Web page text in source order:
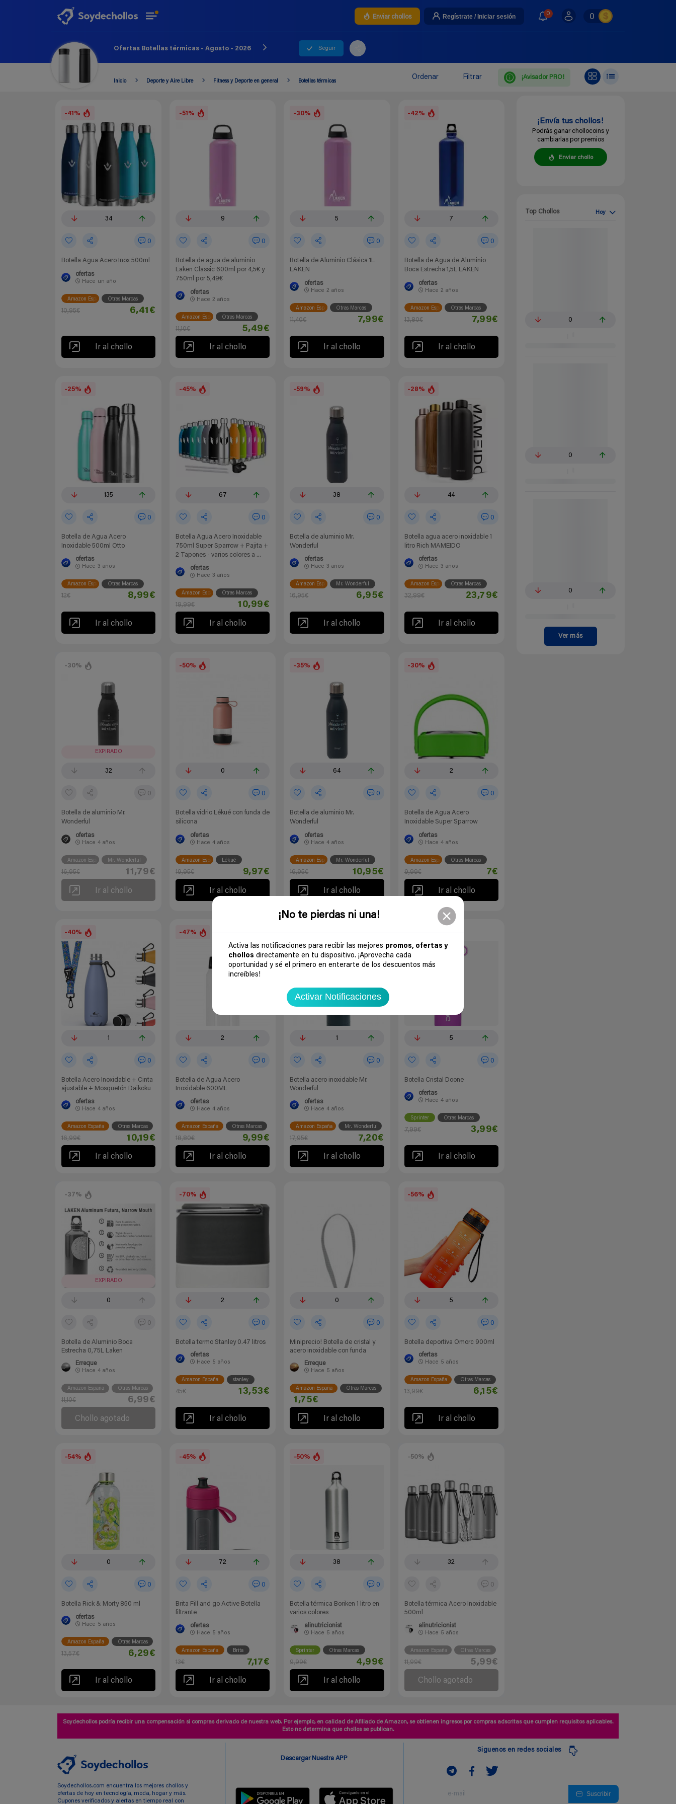
¡No te pierdas ni una!
Activa las notificaciones para recibir las mejores promos, ofertas y
chollos directamente en tu dispositivo. ¡Aprovecha cada
oportunidad y sé el primero en enterarte de los descuentos más
increíbles!
Activar Notificaciones
Enviar chollos Regístrate / Iniciar sesión 0 0
Ofertas Botellas térmicas - Agosto - 2026 Seguir
Inicio Deporte y Aire Libre Fitness y Deporte en general Botellas térmicas Ordenar Filtrar ¡Avisador PRO!
-41%
34
0
Botella Agua Acero Inox 500ml
ofertas
Hace un año
Amazon España Otras Marcas
10,95€ 6,41€
Ir al chollo
-51%
9
0
Botella de agua de aluminio
Laken Classic 600ml por 4,5€ y
750ml por 5,49€
ofertas
Hace 2 años
Amazon España Otras Marcas
11,10€ 5,49€
Ir al chollo
-30%
5
0
Botella de Aluminio Clásica 1L
LAKEN
ofertas
Hace 2 años
Amazon España Otras Marcas
11,40€ 7,99€
Ir al chollo
-42%
7
0
Botella de Agua de Aluminio
Boca Estrecha 1,5L LAKEN
ofertas
Hace 2 años
Amazon España Otras Marcas
13,80€ 7,99€
Ir al chollo
-25%
135
0
Botella de Agua Acero
Inoxidable 500ml Otto
ofertas
Hace 3 años
Amazon España Otras Marcas
12€ 8,99€
Ir al chollo
-45%
67
0
Botella Agua Acero Inoxidable
750ml Super Sparrow + Pajita +
2 Tapones - varios colores a ...
ofertas
Hace 3 años
Amazon España Otras Marcas
19,99€ 10,99€
Ir al chollo
-59%
38
0
Botella de aluminio Mr.
Wonderful
ofertas
Hace 3 años
Amazon España Mr. Wonderful
16,95€ 6,95€
Ir al chollo
-28%
44
0
Botella agua acero inoxidable 1
litro Rich MAMEIDO
ofertas
Hace 3 años
Amazon España Otras Marcas
32,99€ 23,79€
Ir al chollo
-30%
EXPIRADO
32
0
Botella de aluminio Mr.
Wonderful
ofertas
Hace 4 años
Amazon España Mr. Wonderful
16,95€ 11,79€
Ir al chollo
-50%
0
0
Botella vidrio Lékué con funda de
silicona
ofertas
Hace 4 años
Amazon España Lékué
19,95€ 9,97€
Ir al chollo
-35%
64
0
Botella de aluminio Mr.
Wonderful
ofertas
Hace 4 años
Amazon España Mr. Wonderful
16,95€ 10,95€
Ir al chollo
-30%
2
0
Botella de Agua Acero
Inoxidable Super Sparrow
ofertas
Hace 4 años
Amazon España Otras Marcas
9,99€ 7€
Ir al chollo
-40%
1
0
Botella Acero Inoxidable + Cinta
ajustable + Mosquetón Daikoku
ofertas
Hace 4 años
Amazon España Otras Marcas
16,99€ 10,19€
Ir al chollo
-47%
2
0
Botella de Agua Acero
Inoxidable 600ML
ofertas
Hace 4 años
Amazon España Otras Marcas
18,80€ 9,99€
Ir al chollo
1
0
Botella acero inoxidable Mr.
Wonderful
ofertas
Hace 4 años
Amazon España Mr. Wonderful
17,95€ 7,20€
Ir al chollo
5
0
Botella Cristal Doone
ofertas
Hace 4 años
Sprinter Otras Marcas
7,99€ 3,99€
Ir al chollo
-37%
EXPIRADO
0
0
Botella de Aluminio Boca
Estrecha 0,75L Laken
Erreque
Hace 4 años
Amazon España Otras Marcas
11,10€ 6,99€
Chollo agotado
-70%
2
0
Botella termo Stanley 0.47 litros
ofertas
Hace 5 años
Amazon España stanley
45€ 13,53€
Ir al chollo
0
0
Miniprecio! Botella de cristal y
acero inoxidable con funda
Erreque
Hace 5 años
Amazon España Otras Marcas
1,75€
Ir al chollo
-56%
5
0
Botella deportiva Omorc 900ml
ofertas
Hace 5 años
Amazon España Otras Marcas
13,99€ 6,15€
Ir al chollo
-54%
0
0
Botella Rick & Morty 850 ml
ofertas
Hace 5 años
Amazon España Otras Marcas
13,57€ 6,29€
Ir al chollo
-45%
72
0
Brita Fill and go Active Botella
filtrante
ofertas
Hace 5 años
Amazon España Brita
13€ 7,17€
Ir al chollo
-50%
38
0
Botella térmica Boriken 1 litro en
varios colores
alinutricionist
Hace 5 años
Sprinter Otras Marcas
9,99€ 4,99€
Ir al chollo
-50%
32
0
Botella térmica Acero Inoxidable
500ml
alinutricionist
Hace 5 años
Amazon España Otras Marcas
11,99€ 5,99€
Chollo agotado
¡Envía tus chollos!
Podrás ganar chollocoins y
cambiarlas por premios
Enviar chollo
Top Chollos Hoy
0
0
0
Ver más
Soydechollos podría recibir una compensación si compras derivado de nuestra web. Por ejemplo, en calidad de Afiliado de Amazon, se obtienen ingresos por compras adscritas que cumplen requisitos aplicables.
Esto no determina que chollos se publican.
Soydechollos.com encuentra los mejores chollos y
ofertas de hoy en tecnología, moda, hogar y más.
Cupones verificados y alertas en tiempo real con
Descargar Nuestra APP
Siguenos en redes sociales
Suscribir